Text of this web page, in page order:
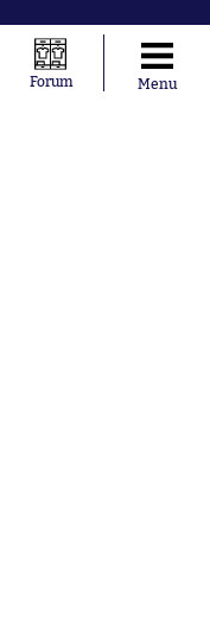
Forum Menu